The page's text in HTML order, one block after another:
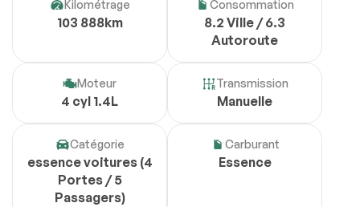
Kilométrage
103 888km
Consommation
8.2 Ville / 6.3
Autoroute
Moteur
4 cyl 1.4L
Transmission
Manuelle
Catégorie
essence voitures (4
Portes / 5
Passagers)
Carburant
Essence